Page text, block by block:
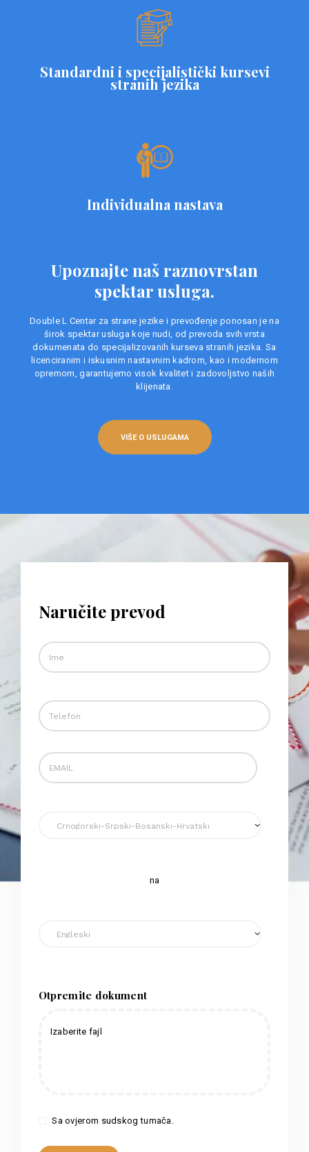
Standardni i specijalistički kursevi
stranih jezika
Individualna nastava
Upoznajte naš raznovrstan
spektar usluga.
Double L Centar za strane jezike i prevođenje ponosan je na
širok spektar usluga koje nudi, od prevoda svih vrsta
dokumenata do specijalizovanih kurseva stranih jezika. Sa
licenciranim i iskusnim nastavnim kadrom, kao i modernom
opremom, garantujemo visok kvalitet i zadovoljstvo naših
klijenata.
VIŠE O USLUGAMA
Naručite prevod
na
Otpremite dokument
Izaberite fajl
Sa ovjerom sudskog tumača.